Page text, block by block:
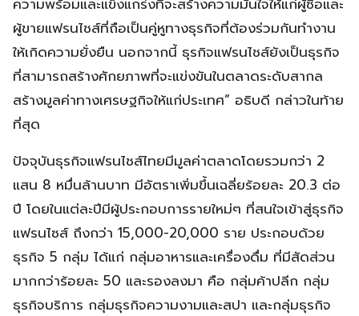
ผู้ขายแฟรนไชส์ที่ถือเป็นคู่หูทางธุรกิจที่ต้องร่วมกันทำงาน
ให้เกิดความยั่งยืน นอกจากนี้ ธุรกิจแฟรนไชส์ยังเป็นธุรกิจ
ที่สามารถสร้างศักยภาพที่จะแข่งขันในตลาดระดับสากล
สร้างมูลค่าทางเศรษฐกิจให้แก่ประเทศ” อธิบดี กล่าวในท้าย
ที่สุด
ปัจจุบันธุรกิจแฟรนไชส์ไทยมีมูลค่าตลาดโดยรวมกว่า 2
แสน 8 หมื่นล้านบาท มีอัตราเพิ่มขึ้นเฉลี่ยร้อยละ 20.3 ต่อ
ปี โดยในแต่ละปีมีผู้ประกอบการรายใหม่ๆ ที่สนใจเข้าสู่ธุรกิจ
แฟรนไซส์ ถึงกว่า 15,000-20,000 ราย ประกอบด้วย
ธุรกิจ 5 กลุ่ม ได้แก่ กลุ่มอาหารและเครื่องดื่ม ที่มีสัดส่วน
มากกว่าร้อยละ 50 และรองลงมา คือ กลุ่มค้าปลีก กลุ่ม
ธุรกิจบริการ กลุ่มธุรกิจความงามและสปา และกลุ่มธุรกิจ